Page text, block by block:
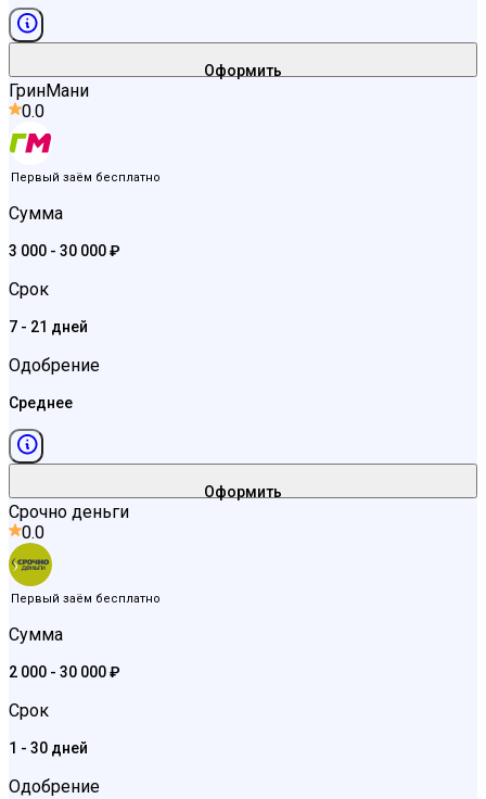
Оформить
ГринМани
0.0
Первый заём бесплатно
Сумма
3 000 - 30 000 ₽
Срок
7 - 21 дней
Одобрение
Среднее
Оформить
Срочно деньги
0.0
Первый заём бесплатно
Сумма
2 000 - 30 000 ₽
Срок
1 - 30 дней
Одобрение